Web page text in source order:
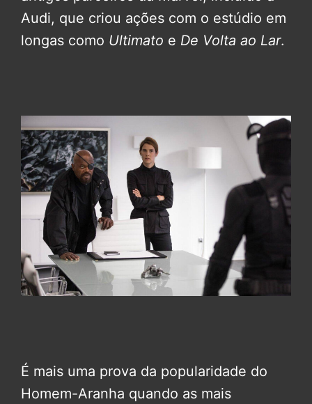
Audi, que criou ações com o estúdio em
longas como Ultimato e De Volta ao Lar.
É mais uma prova da popularidade do
Homem-Aranha quando as mais